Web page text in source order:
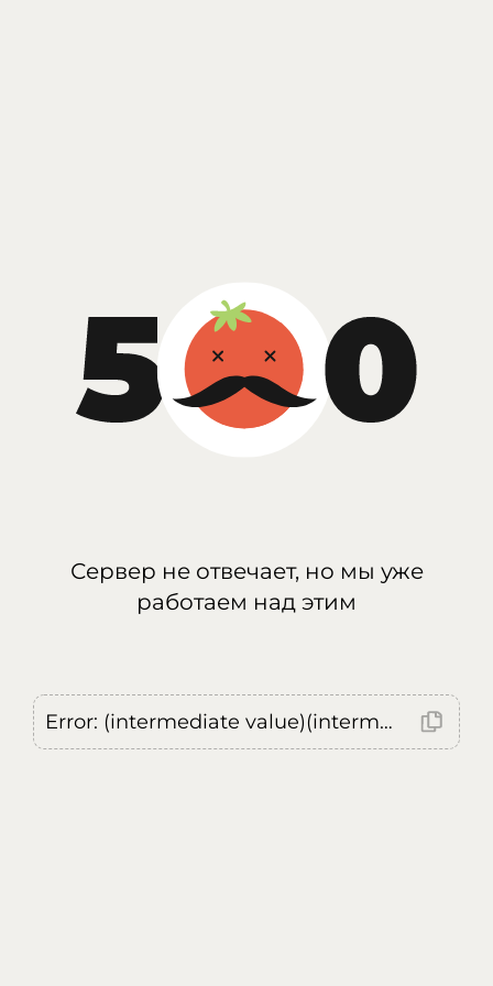
Сервер не отвечает, но мы уже
работаем над этим
Error: (intermediate value)(intermediate value)(intermediate value).replaceAll is not a function